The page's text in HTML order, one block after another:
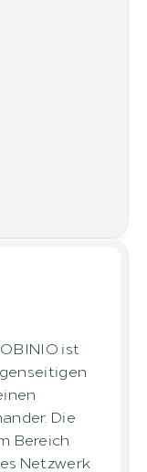
ist
Die
Bereich
Netzwerk